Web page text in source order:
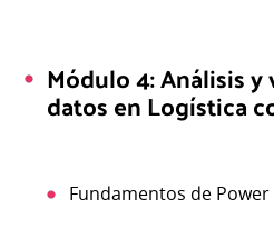
Módulo 4: Análisis
datos en Logística
Fundamentos de Power